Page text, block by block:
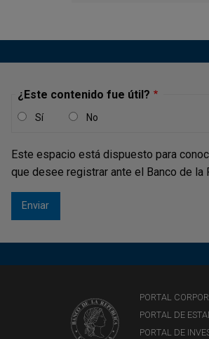
¿Este contenido fue útil?
Sí No
Este espacio está dispuesto para
que desee registrar ante el Banco de
PORTAL
PORTAL DE
PORTAL DE